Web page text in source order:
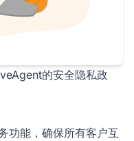
的安全隐私政
功能，确保所有客户互